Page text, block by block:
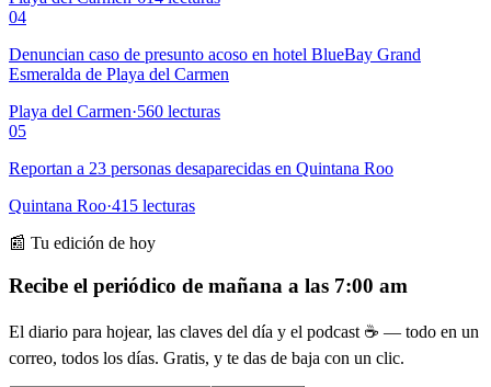
04
Denuncian caso de presunto acoso en hotel BlueBay Grand
Esmeralda de Playa del Carmen
Playa del Carmen·560 lecturas
05
Reportan a 23 personas desaparecidas en Quintana Roo
Quintana Roo·415 lecturas
📰 Tu edición de hoy
Recibe el periódico de mañana a las 7:00 am
El diario para hojear, las claves del día y el podcast ☕ — todo en un
correo, todos los días. Gratis, y te das de baja con un clic.